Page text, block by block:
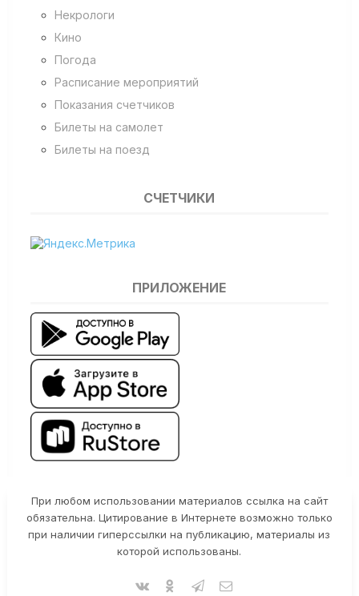
Некрологи
Кино
Погода
Расписание мероприятий
Показания счетчиков
Билеты на самолет
Билеты на поезд
СЧЕТЧИКИ
ПРИЛОЖЕНИЕ
При любом использовании материалов ссылка на сайт
обязательна. Цитирование в Интернете возможно только
при наличии гиперссылки на публикацию, материалы из
которой использованы.